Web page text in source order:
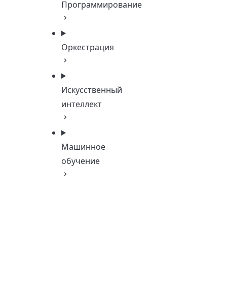
Программирование
Оркестрация
Искусственный
интеллект
Машинное
обучение